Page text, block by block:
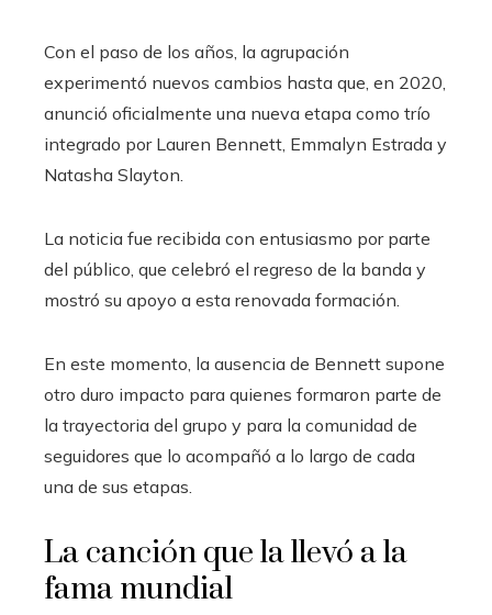
Con el paso de los años, la agrupación
experimentó nuevos cambios hasta que, en 2020,
anunció oficialmente una nueva etapa como trío
integrado por Lauren Bennett, Emmalyn Estrada y
Natasha Slayton.
La noticia fue recibida con entusiasmo por parte
del público, que celebró el regreso de la banda y
mostró su apoyo a esta renovada formación.
En este momento, la ausencia de Bennett supone
otro duro impacto para quienes formaron parte de
la trayectoria del grupo y para la comunidad de
seguidores que lo acompañó a lo largo de cada
una de sus etapas.
La canción que la llevó a la
fama mundial